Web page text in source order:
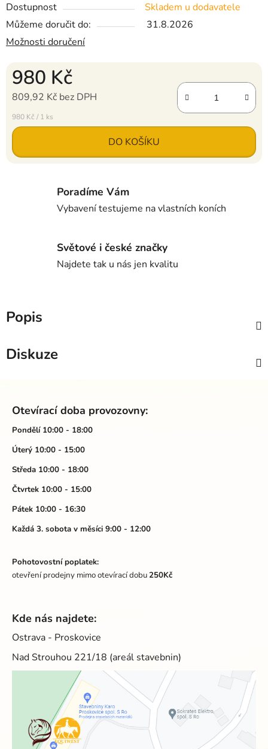
Dostupnost
Skladem u dodavatele
Můžeme doručit do:
31.8.2026
Možnosti doručení
980 Kč
809,92 Kč bez DPH
Měrná cena:
980 Kč / 1 ks
DO KOŠÍKU
Poradíme Vám
Vybavení testujeme na vlastních koních
Světové i české značky
Najdete tak u nás jen kvalitu
Popis
Diskuze
Otevírací doba provozovny:
Pondělí 10:00 - 18:00
Úterý 10:00 - 15:00
Středa 10:00 - 18:00
Čtvrtek 10:00 - 15:00
Pátek 10:00 - 16:30
Každá 3. sobota v měsíci 9:00 - 12:00
Pohotovostní poplatek:
otevření prodejny mimo otevírací dobu250Kč
Kde nás najdete:
Ostrava - Proskovice
Nad Strouhou 221/18 (areál stavebnin)